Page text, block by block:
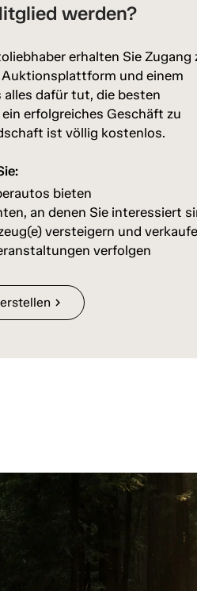
werden?
erhalten Sie Zugang
und einem
alles dafür tut, die besten
erfolgreiches Geschäft zu
ist völlig kostenlos.
bieten
an denen Sie interessiert
versteigern und
verfolgen
chevron_right